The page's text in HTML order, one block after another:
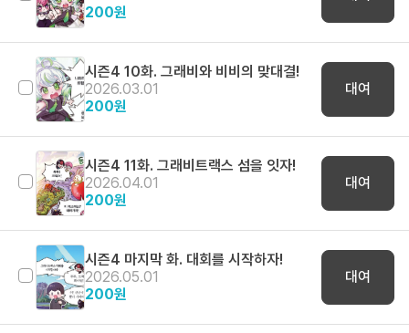
200원
시즌4 10화. 그래비와 비비의 맞대결!
2026.03.01
200원
대여
시즌4 11화. 그래비트랙스 섬을 잇자!
2026.04.01
200원
대여
시즌4 마지막 화. 대회를 시작하자!
2026.05.01
200원
대여